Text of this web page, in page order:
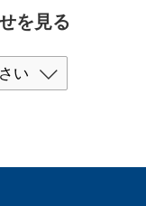
を見る